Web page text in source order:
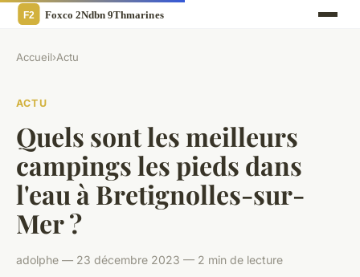
Accueil›Actu
ACTU
Quels sont les meilleurs
campings les pieds dans
l'eau à Bretignolles-sur-
Mer ?
adolphe — 23 décembre 2023 — 2 min de lecture